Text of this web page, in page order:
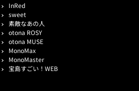
InRed
sweet
素敵なあの人
otona ROSY
otona MUSE
MonoMax
MonoMaster
宝島すごい！WEB